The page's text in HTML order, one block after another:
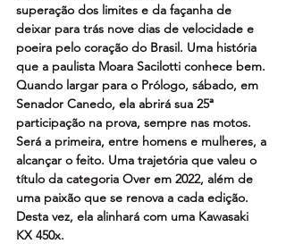
superação dos limites e da façanha de
deixar para trás nove dias de velocidade e
poeira pelo coração do Brasil. Uma história
que a paulista Moara Sacilotti conhece bem.
Quando largar para o Prólogo, sábado, em
Senador Canedo, ela abrirá sua 25ª
participação na prova, sempre nas motos.
Será a primeira, entre homens e mulheres, a
alcançar o feito. Uma trajetória que valeu o
título da categoria Over em 2022, além de
uma paixão que se renova a cada edição.
Desta vez, ela alinhará com uma Kawasaki
KX 450x.